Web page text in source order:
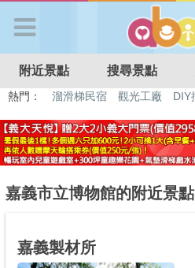
APP登入
首 頁
附近景點 搜尋景點
熱門： 溜滑梯民宿 觀光工廠 DIY
嘉義市立博物館的附近景
嘉義製材所